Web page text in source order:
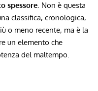
spessore. Non è questa
classifica, cronologica,
o meno recente, ma è la
un elemento che
del maltempo.